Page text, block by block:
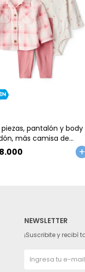
pantalón y body
más camisa de
NEWSLETTER
¡Suscribite y recibí